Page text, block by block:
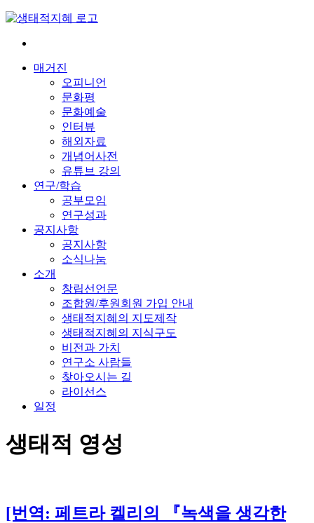
Skip
content
매거진
오피니언
문화평
문화예술
인터뷰
해외자료
개념어사전
유튜브 강의
연구/학습
공부모임
연구성과
공지사항
공지사항
소식나눔
소개
창립선언문
조합원/후원회원 가입 안내
생태적지혜의 지도제작
생태적지혜의 지식구도
비전과 가치
연구소 사람들
찾아오시는 길
라이선스
일정
생태적 영성
[번역: 페트라 켈리의 『녹색을 생각한